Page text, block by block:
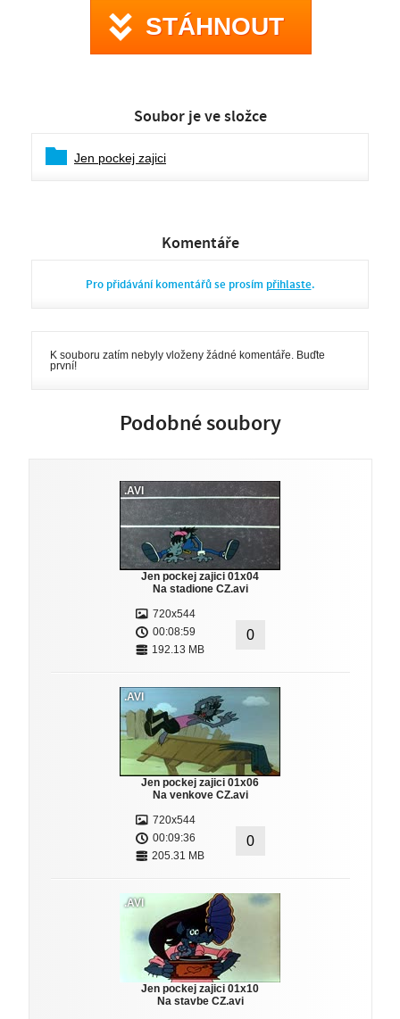
STÁHNOUT
Soubor je ve složce
Jen pockej zajici
Komentáře
Pro přidávání komentářů se prosím přihlaste.
K souboru zatím nebyly vloženy žádné komentáře. Buďte
první!
Podobné soubory
.AVI
Jen pockej zajici 01x04
Na stadione CZ.avi
720x544
00:08:59
192.13 MB
0
.AVI
Jen pockej zajici 01x06
Na venkove CZ.avi
720x544
00:09:36
205.31 MB
0
.AVI
Jen pockej zajici 01x10
Na stavbe CZ.avi